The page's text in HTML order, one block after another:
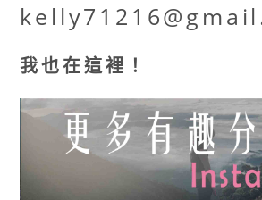
我也在這裡！